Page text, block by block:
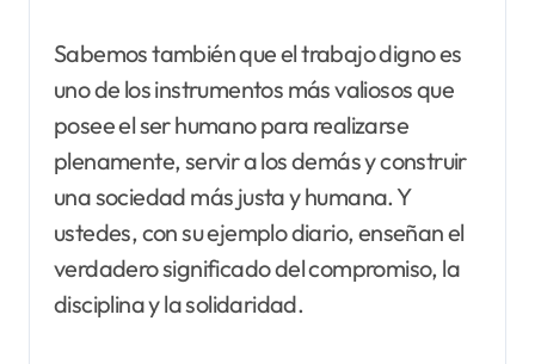
Sabemos también que el trabajo digno es
uno de los instrumentos más valiosos que
posee el ser humano para realizarse
plenamente, servir a los demás y construir
una sociedad más justa y humana. Y
ustedes, con su ejemplo diario, enseñan el
verdadero significado del compromiso, la
disciplina y la solidaridad.